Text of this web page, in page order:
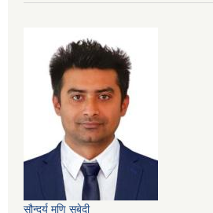
सौन्दर्य मणि सुबेदी